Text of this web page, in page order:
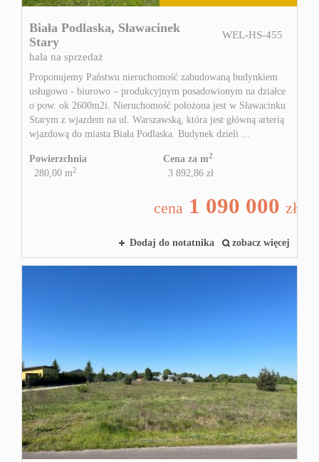
Biała Podlaska, Sławacinek
Stary
hala na sprzedaż
WEL-HS-455
Proponujemy Państwu nieruchomość zabudowaną budynkiem
usługowo - biurowo – produkcyjnym posadowionym na działce
o pow. ok 2600m2i. Nieruchomość położona jest w Sławacinku
Starym z wjazdem na ul. Warszawską, która jest główną arterią
wjazdową do miasta Biała Podlaska. Budynek dzieli ...
Powierzchnia
280,00 m2
Cena za m2
3 892,86 zł
cena 1 090 000 zł
Dodaj do notatnika zobacz więcej